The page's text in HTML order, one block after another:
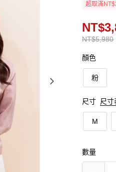
超取滿
NT$5,980
顏色
粉
尺寸 尺寸
M
數量